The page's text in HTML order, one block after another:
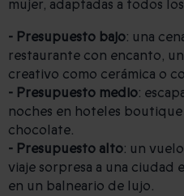
mujer, adaptadas a todos
- Presupuesto bajo: una
restaurante con encanto,
creativo como cerámica o
- Presupuesto medio:
noches en hoteles
chocolate.
- Presupuesto alto: un
viaje sorpresa a una ciudad
en un balneario de lujo.